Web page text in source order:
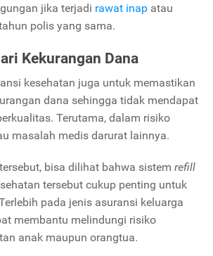
jika terjadi rawat inap atau
polis yang sama.
Kekurangan Dana
kesehatan juga untuk memastikan
dana sehingga tidak mendapat
Terutama, dalam risiko
masalah medis darurat lainnya.
bisa dilihat bahwa sistem refill
tersebut cukup penting untuk
pada jenis asuransi keluarga
membantu melindungi risiko
anak maupun orangtua.